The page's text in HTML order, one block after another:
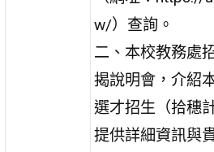
w/）查詢。
二、本校教務處
揭說明會，介紹
選才招生（拾穗
提供詳細資訊與